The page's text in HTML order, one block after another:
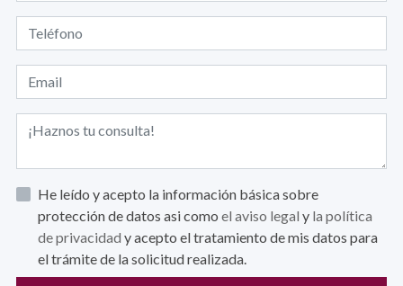
He leído y acepto la información básica sobre
protección de datos asi como el aviso legal y la política
de privacidad y acepto el tratamiento de mis datos para
el trámite de la solicitud realizada.